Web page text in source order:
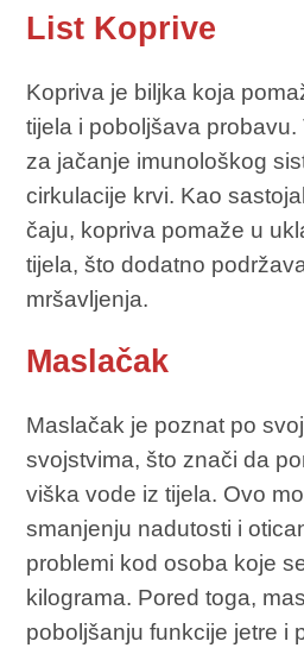
List Koprive
Kopriva je biljka koja
tijela i poboljšava probavu.
za jačanje imunološkog
cirkulacije krvi. Kao
čaju, kopriva pomaže u
tijela, što dodatno
mršavljenja.
Maslačak
Maslačak je poznat po
svojstvima, što znači da
viška vode iz tijela. Ovo
smanjenju nadutosti i
problemi kod osoba koje
kilograma. Pored toga,
poboljšanju funkcije jetre i